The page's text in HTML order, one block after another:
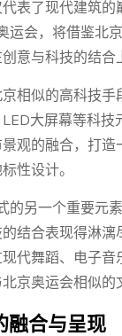
表了现代建筑
运会，将借鉴北
意与科技的结合
相似的高科技
大屏幕等科
观的融合，打
性设计。
的另一个重要元
结合表现得淋
代舞蹈、电子
京奥运会相似的
融合与呈现